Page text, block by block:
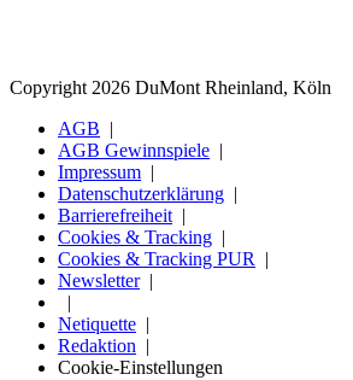
Copyright 2026 DuMont Rheinland, Köln
AGB
AGB Gewinnspiele
Impressum
Datenschutzerklärung
Barrierefreiheit
Cookies & Tracking
Cookies & Tracking PUR
Newsletter
Netiquette
Redaktion
Cookie-Einstellungen